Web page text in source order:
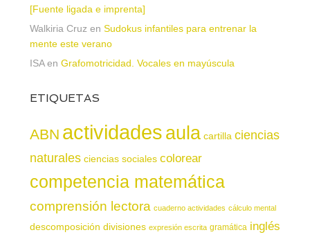
[Fuente ligada e imprenta]
Walkiria Cruz en Sudokus infantiles para entrenar la
mente este verano
ISAen Grafomotricidad. Vocales en mayúscula
ETIQUETAS
ABN actividadesaula cartilla ciencias
naturales ciencias sociales colorear
competencia matemática
comprensión lectora cuaderno actividades cálculo mental
descomposición divisiones expresión escrita gramática inglés